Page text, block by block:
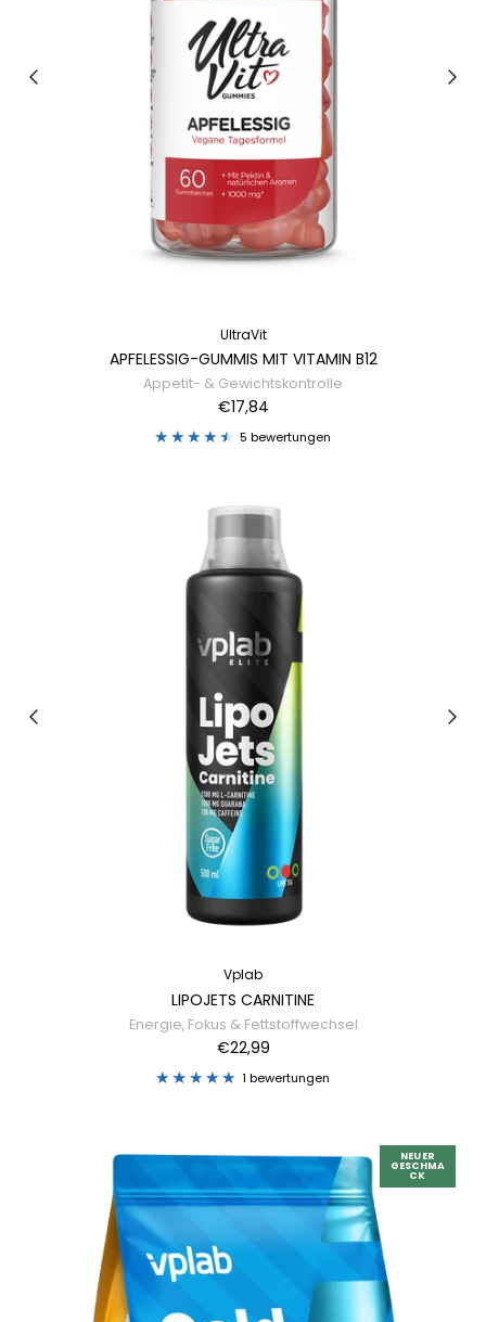
UltraVit
APFELESSIG-GUMMIS MIT VITAMIN B12
Appetit- & Gewichtskontrolle
€17,84
5 bewertungen
Vplab
LIPOJETS CARNITINE
Energie, Fokus & Fettstoffwechsel
€22,99
1 bewertungen
NEUER
GESCHMA
CK